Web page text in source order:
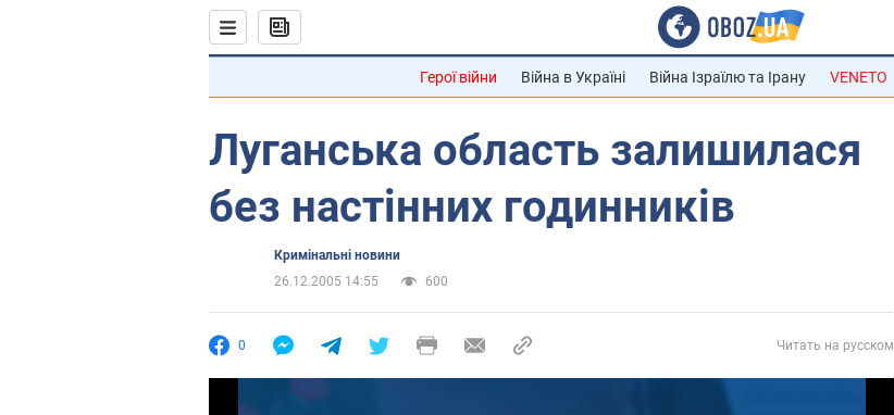
Герої війни Війна в Україні Війна Ізраїлю та Ірану VENETO
Луганська область залишилася
без настінних годинників
Кримінальні новини
26.12.2005 14:55
600
0 Читать на русском